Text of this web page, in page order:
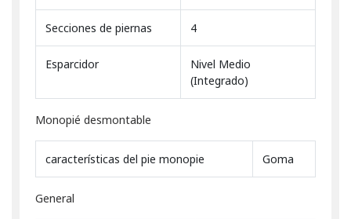
Secciones de piernas 4
Esparcidor
Nivel Medio
(Integrado)
Monopié desmontable
características del pie monopie Goma
General